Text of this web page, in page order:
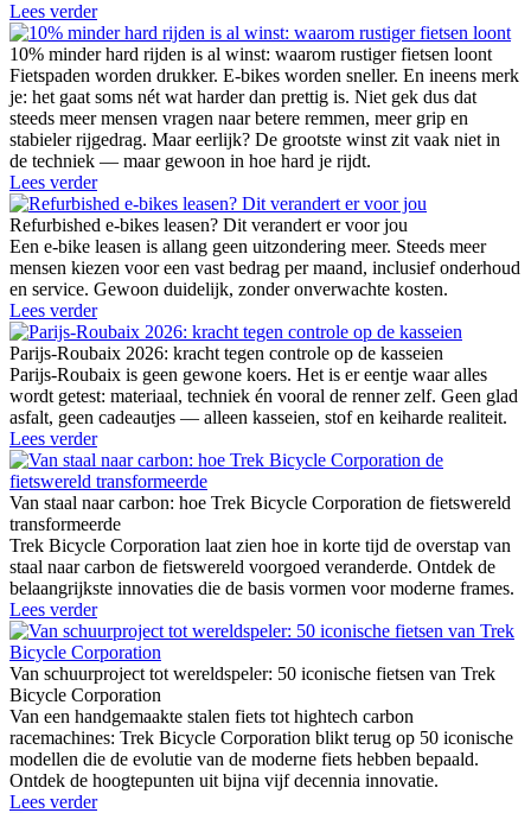
Lees verder
10% minder hard rijden is al winst: waarom rustiger fietsen loont
Fietspaden worden drukker. E-bikes worden sneller. En ineens merk
je: het gaat soms nét wat harder dan prettig is. Niet gek dus dat
steeds meer mensen vragen naar betere remmen, meer grip en
stabieler rijgedrag. Maar eerlijk? De grootste winst zit vaak niet in
de techniek — maar gewoon in hoe hard je rijdt.
Lees verder
Refurbished e-bikes leasen? Dit verandert er voor jou
Een e-bike leasen is allang geen uitzondering meer. Steeds meer
mensen kiezen voor een vast bedrag per maand, inclusief onderhoud
en service. Gewoon duidelijk, zonder onverwachte kosten.
Lees verder
Parijs-Roubaix 2026: kracht tegen controle op de kasseien
Parijs-Roubaix is geen gewone koers. Het is er eentje waar alles
wordt getest: materiaal, techniek én vooral de renner zelf. Geen glad
asfalt, geen cadeautjes — alleen kasseien, stof en keiharde realiteit.
Lees verder
Van staal naar carbon: hoe Trek Bicycle Corporation de fietswereld
transformeerde
Trek Bicycle Corporation laat zien hoe in korte tijd de overstap van
staal naar carbon de fietswereld voorgoed veranderde. Ontdek de
belaangrijkste innovaties die de basis vormen voor moderne frames.
Lees verder
Van schuurproject tot wereldspeler: 50 iconische fietsen van Trek
Bicycle Corporation
Van een handgemaakte stalen fiets tot hightech carbon
racemachines: Trek Bicycle Corporation blikt terug op 50 iconische
modellen die de evolutie van de moderne fiets hebben bepaald.
Ontdek de hoogtepunten uit bijna vijf decennia innovatie.
Lees verder